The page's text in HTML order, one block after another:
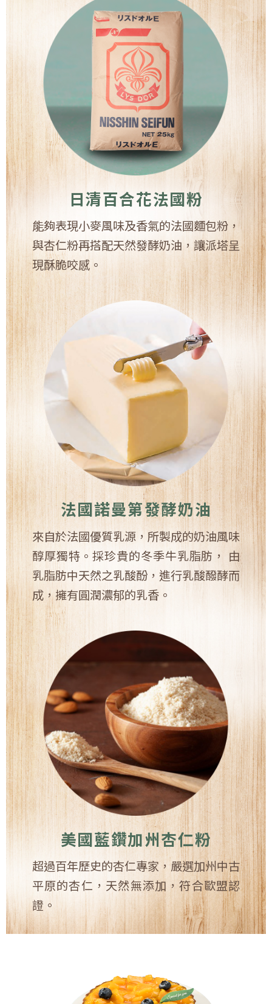
日清百合花法國粉
能夠表現小麥風味及香氣的法國麵包粉，
與杏仁粉再搭配天然發酵奶油，讓派塔呈
現酥脆咬感。
法國諾曼第發酵奶油
來自於法國優質乳源，所製成的奶油風味
醇厚獨特。採珍貴的冬季牛乳脂肪， 由
乳脂肪中天然之乳酸酚，進行乳酸醱酵而
成，擁有圓潤濃郁的乳香。
美國藍鑽加州杏仁粉
超過百年歷史的杏仁專家，嚴選加州中古
平原的杏仁，天然無添加，符合歐盟認
證。